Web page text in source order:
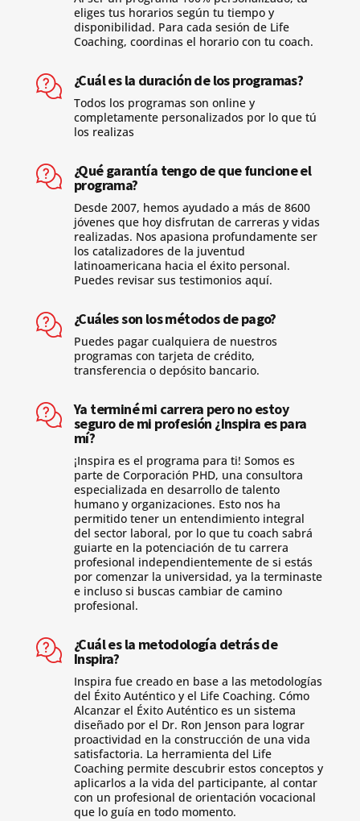
eliges tus horarios según tu tiempo y
disponibilidad. Para cada sesión de Life
Coaching, coordinas el horario con tu coach.
¿Cuál es la duración de los programas?
Todos los programas son online y
completamente personalizados por lo que tú
los realizas
¿Qué garantía tengo de que funcione el
programa?
Desde 2007, hemos ayudado a más de 8600
jóvenes que hoy disfrutan de carreras y vidas
realizadas. Nos apasiona profundamente ser
los catalizadores de la juventud
latinoamericana hacia el éxito personal.
Puedes revisar sus testimonios aquí.
¿Cuáles son los métodos de pago?
Puedes pagar cualquiera de nuestros
programas con tarjeta de crédito,
transferencia o depósito bancario.
Ya terminé mi carrera pero no estoy
seguro de mi profesión ¿Inspira es para
mí?
¡Inspira es el programa para ti! Somos es
parte de Corporación PHD, una consultora
especializada en desarrollo de talento
humano y organizaciones. Esto nos ha
permitido tener un entendimiento integral
del sector laboral, por lo que tu coach sabrá
guiarte en la potenciación de tu carrera
profesional independientemente de si estás
por comenzar la universidad, ya la terminaste
e incluso si buscas cambiar de camino
profesional.
¿Cuál es la metodología detrás de
Inspira?
Inspira fue creado en base a las metodologías
del Éxito Auténtico y el Life Coaching. Cómo
Alcanzar el Éxito Auténtico es un sistema
diseñado por el Dr. Ron Jenson para lograr
proactividad en la construcción de una vida
satisfactoria. La herramienta del Life
Coaching permite descubrir estos conceptos y
aplicarlos a la vida del participante, al contar
con un profesional de orientación vocacional
que lo guía en todo momento.